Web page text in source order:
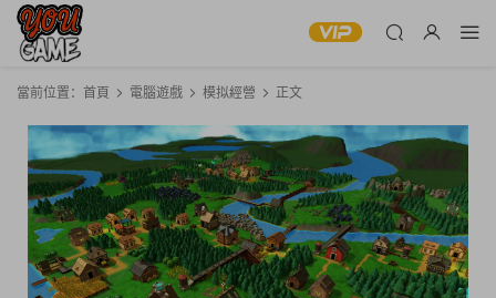
當前位置： 首頁 電腦遊戲 模拟經營 正文